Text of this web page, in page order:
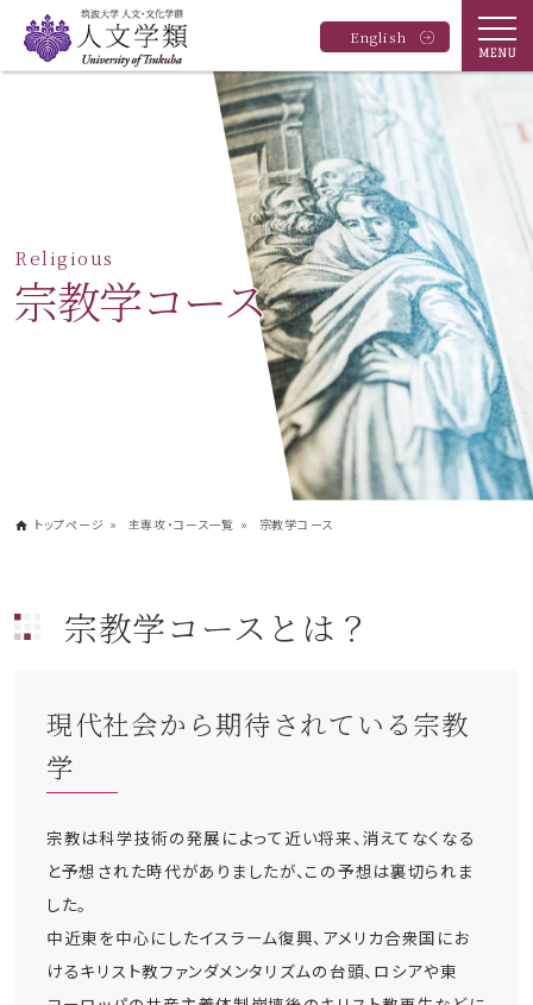
English Menu
Religious
宗教学コース
トップページ 主専攻・コース一覧 宗教学コース
宗教学コースとは？
現代社会から期待されている宗教
学
宗教は科学技術の発展によって近い将来、消えてなくなる
と予想された時代がありましたが、この予想は裏切られま
した。
中近東を中心にしたイスラーム復興、アメリカ合衆国にお
けるキリスト教ファンダメンタリズムの台頭、ロシアや東